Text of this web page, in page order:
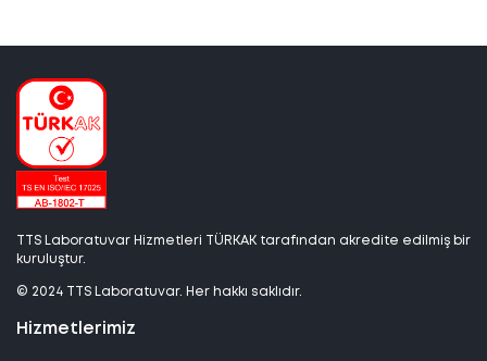
TTS Laboratuvar Hizmetleri TÜRKAK tarafından akredite edilmiş bir
kuruluştur.
© 2024 TTS Laboratuvar. Her hakkı saklıdır.
Hizmetlerimiz